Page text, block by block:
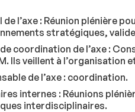
de l’axe : Réunion plénière
stratégiques,
coordination de l’axe :
Ils veillent à
de l’axe : coordination.
internes : Réunions
interdisciplinaires.